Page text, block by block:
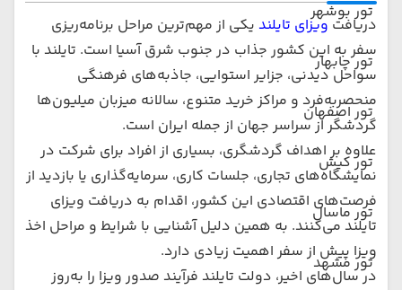
تور بوشهر
تور چابهار
تور اصفهان
تور کیش
تور ماسال
تور مشهد
دریافت ویزای تایلند یکی از مهم‌ترین مراحل برنامه‌ریزی
سفر به این کشور جذاب در جنوب شرق آسیا است. تایلند با
سواحل دیدنی، جزایر استوایی، جاذبه‌های فرهنگی
منحصربه‌فرد و مراکز خرید متنوع، سالانه میزبان میلیون‌ها
گردشگر از سراسر جهان از جمله ایران است.
علاوه بر اهداف گردشگری، بسیاری از افراد برای شرکت در
نمایشگاه‌های تجاری، جلسات کاری، سرمایه‌گذاری یا بازدید از
فرصت‌های اقتصادی این کشور، اقدام به دریافت ویزای
تایلند می‌کنند. به همین دلیل آشنایی با شرایط و مراحل اخذ
ویزا پیش از سفر اهمیت زیادی دارد.
در سال‌های اخیر، دولت تایلند فرآیند صدور ویزا را به‌روز